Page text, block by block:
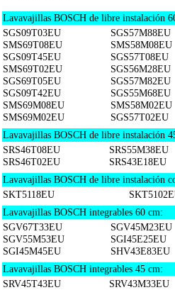
Lavavajillas BOSCH de libre instalación
SGS09T03EU
SMS69T08EU
SGS09T45EU
SMS69T02EU
SGS69T05EU
SGS09T42EU
SMS69M08EU
SMS69M02EU
SGS57M88EU
SMS58M08EU
SGS57T08EU
SGS56M28EU
SGS57M82EU
SGS55M68EU
SMS58M02EU
SGS57T02EU
Lavavajillas BOSCH de libre instalación
SRS46T08EU
SRS46T02EU
SRS55M38EU
SRS43E18EU
Lavavajillas BOSCH de libre instalación
SKT5118EU
Lavavajillas BOSCH integrables 60 cm:
SGV67T33EU
SGV55M53EU
SGI45M45EU
SGV45M23EU
SGI45E25EU
SHV43E83EU
Lavavajillas BOSCH integrables 45 cm:
SRV45T43EU
SRV43M33EU